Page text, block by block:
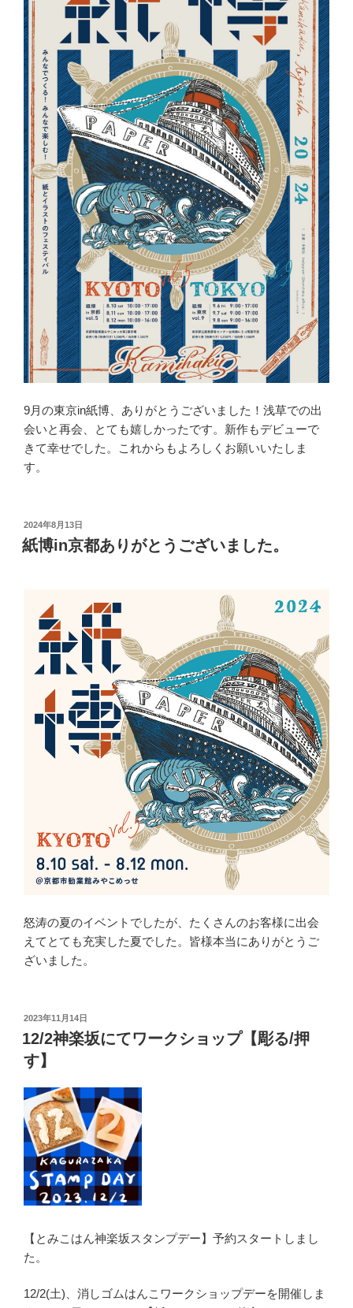
9月の東京in紙博、ありがとうございました！浅草での出
会いと再会、とても嬉しかったです。新作もデビューで
きて幸せでした。これからもよろしくお願いいたしま
す。
投
稿
日:
2024年8月13日
紙博in京都ありがとうございました。
怒涛の夏のイベントでしたが、たくさんのお客様に出会
えてとても充実した夏でした。皆様本当にありがとうご
ざいました。
投
稿
日:
2023年11月14日
12/2神楽坂にてワークショップ【彫る/押
す】
【とみこはん神楽坂スタンプデー】予約スタートしまし
た。
12/2(土)、消しゴムはんこワークショップデーを開催しま